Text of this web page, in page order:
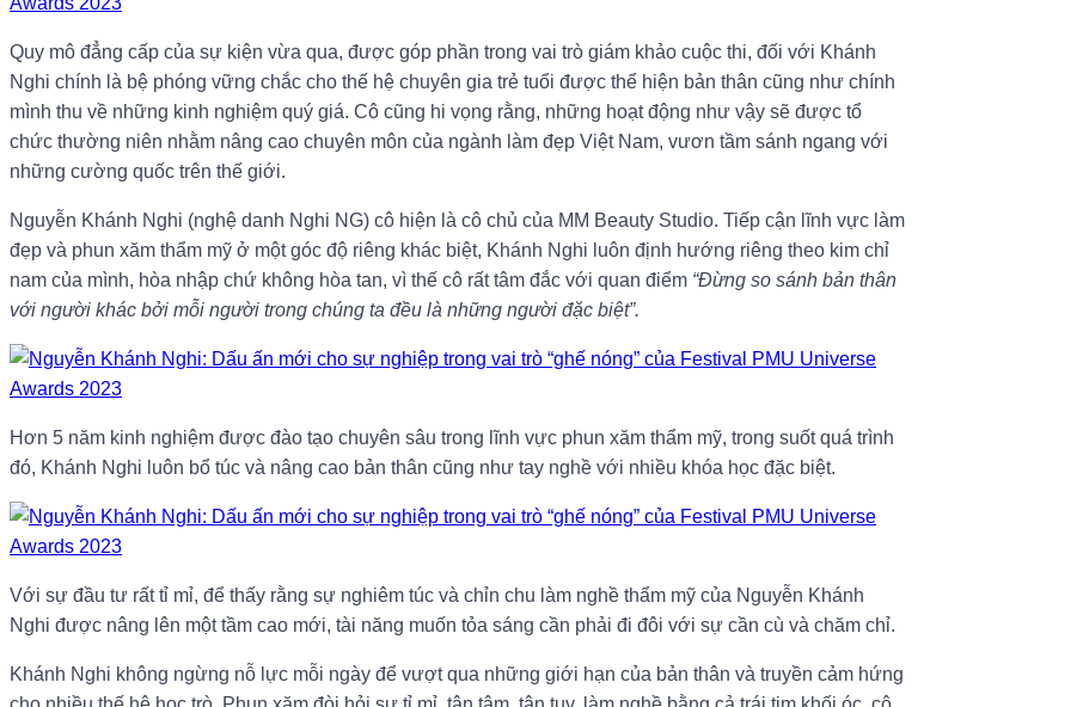
Quy mô đẳng cấp của sự kiện vừa qua, được góp phần trong vai trò giám khảo cuộc thi, đối với Khánh
Nghi chính là bệ phóng vững chắc cho thế hệ chuyên gia trẻ tuổi được thể hiện bản thân cũng như chính
mình thu về những kinh nghiệm quý giá. Cô cũng hi vọng rằng, những hoạt động như vậy sẽ được tổ
chức thường niên nhằm nâng cao chuyên môn của ngành làm đẹp Việt Nam, vươn tầm sánh ngang với
những cường quốc trên thế giới.
Nguyễn Khánh Nghi (nghệ danh Nghi NG) cô hiện là cô chủ của MM Beauty Studio. Tiếp cận lĩnh vực làm
đẹp và phun xăm thẩm mỹ ở một góc độ riêng khác biệt, Khánh Nghi luôn định hướng riêng theo kim chỉ
nam của mình, hòa nhập chứ không hòa tan, vì thế cô rất tâm đắc với quan điểm “Đừng so sánh bản thân
với người khác bởi mỗi người trong chúng ta đều là những người đặc biệt”.
Hơn 5 năm kinh nghiệm được đào tạo chuyên sâu trong lĩnh vực phun xăm thẩm mỹ, trong suốt quá trình
đó, Khánh Nghi luôn bổ túc và nâng cao bản thân cũng như tay nghề với nhiều khóa học đặc biệt.
Với sự đầu tư rất tỉ mỉ, để thấy rằng sự nghiêm túc và chỉn chu làm nghề thẩm mỹ của Nguyễn Khánh
Nghi được nâng lên một tầm cao mới, tài năng muốn tỏa sáng cần phải đi đôi với sự cần cù và chăm chỉ.
Khánh Nghi không ngừng nỗ lực mỗi ngày để vượt qua những giới hạn của bản thân và truyền cảm hứng